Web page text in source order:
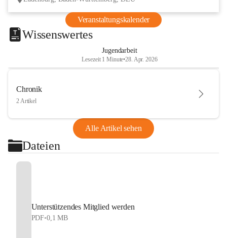
Veranstaltungskalender
Wissenswertes
Jugendarbeit
Lesezeit 1 Minute•28. Apr. 2026
Chronik
2 Artikel
Alle Artikel sehen
Dateien
Unterstützendes Mitglied werden
PDF•0,1 MB